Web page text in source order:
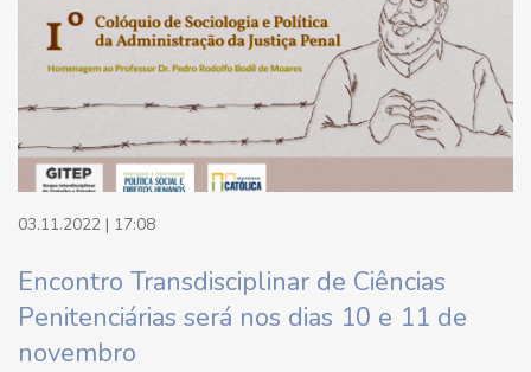
03.11.2022 | 17:08
Encontro Transdisciplinar de Ciências
Penitenciárias será nos dias 10 e 11 de
novembro